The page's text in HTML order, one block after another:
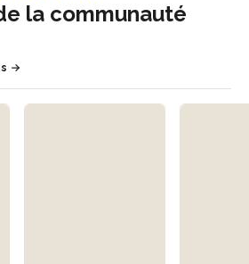
la communauté